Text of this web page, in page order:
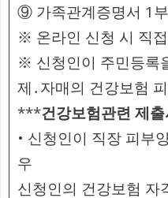
⑨ 가족관계증명서 1부
※ 온라인 신청 시 직
※ 신청인이 주민등록
제․자매의 건강보험
***건강보험관련 제
• 신청인이 직장 피부
우
신청인의 건강보험 자